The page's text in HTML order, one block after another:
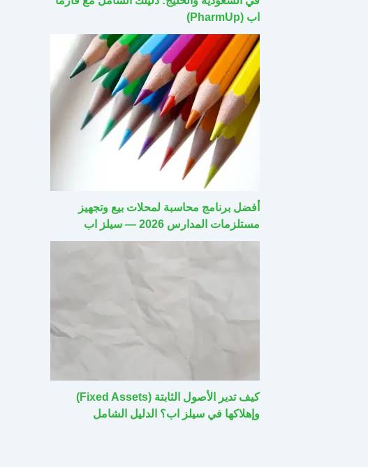
اب (PharmUp)
أفضل برنامج محاسبة لمحلات بيع وتجهيز
مستلزمات المدارس 2026 — سيلز اب
كيف تدير الأصول الثابتة (Fixed Assets)
وإهلاكها في سيلز اب؟ الدليل الشامل